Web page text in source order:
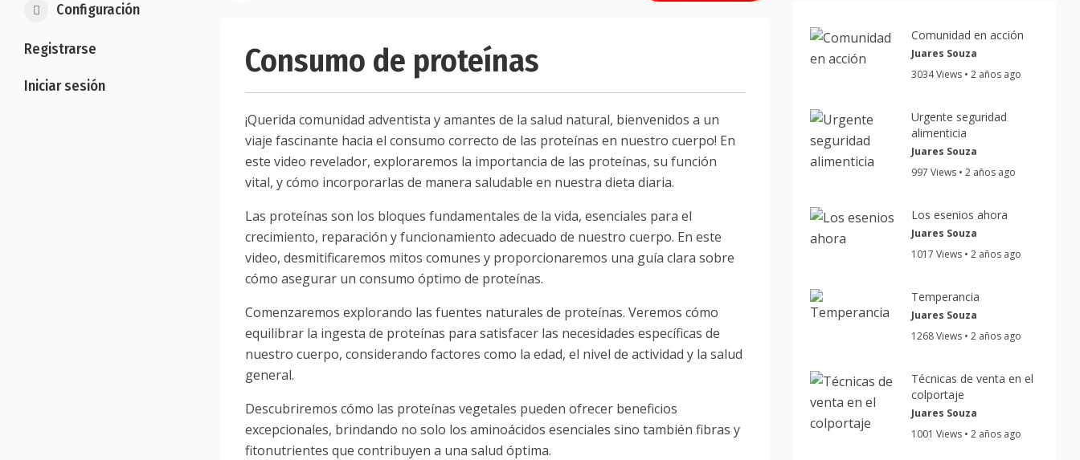
Configuración
Registrarse
Iniciar sesión
Consumo de proteínas
¡Querida comunidad adventista y amantes de la salud natural, bienvenidos a un
viaje fascinante hacia el consumo correcto de las proteínas en nuestro cuerpo! En
este video revelador, exploraremos la importancia de las proteínas, su función
vital, y cómo incorporarlas de manera saludable en nuestra dieta diaria.
Las proteínas son los bloques fundamentales de la vida, esenciales para el
crecimiento, reparación y funcionamiento adecuado de nuestro cuerpo. En este
video, desmitificaremos mitos comunes y proporcionaremos una guía clara sobre
cómo asegurar un consumo óptimo de proteínas.
Comenzaremos explorando las fuentes naturales de proteínas. Veremos cómo
equilibrar la ingesta de proteínas para satisfacer las necesidades específicas de
nuestro cuerpo, considerando factores como la edad, el nivel de actividad y la salud
general.
Descubriremos cómo las proteínas vegetales pueden ofrecer beneficios
excepcionales, brindando no solo los aminoácidos esenciales sino también fibras y
fitonutrientes que contribuyen a una salud óptima.
Comunidad en acción
Juares Souza
3034 Views • 2 años ago
Urgente seguridad
alimenticia
Juares Souza
997 Views • 2 años ago
Los esenios ahora
Juares Souza
1017 Views • 2 años ago
Temperancia
Juares Souza
1268 Views • 2 años ago
Técnicas de venta en el
colportaje
Juares Souza
1001 Views • 2 años ago